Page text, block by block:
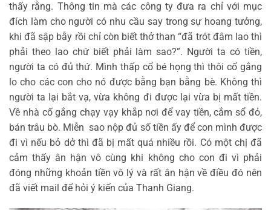
thấy rằng. Thông tin mà các công ty đưa ra chỉ với mục
đích làm cho người có nhu cầu say trong sự hoang tưởng,
khi đã sập bẫy rồi chỉ còn biết thở than “đã trót đâm lao thì
phải theo lao chứ biết phải làm sao?”. Người ta có tiền,
người ta có đủ thứ. Mình thấp cổ bé họng thì thôi cố gắng
lo cho các con cho nó được bằng bạn bằng bè. Không thì
người ta lại bắt vạ, vừa không đi được lại vừa bị mất tiền.
Về nhà cố gắng chạy vạy khắp nơi để vay tiền, cắm sổ đỏ,
bán trâu bò. Miễn sao nộp đủ số tiền ấy để con mình được
đi vì nếu bỏ dở thì đã bị mất quá nhiều rồi. Có một chị đã
cảm thấy ân hận vô cùng khi không cho con đi vì phải
đóng những khoản tiền vô lý và rất ân hận về điều đó nên
đã viết mail để hỏi ý kiến của Thanh Giang.